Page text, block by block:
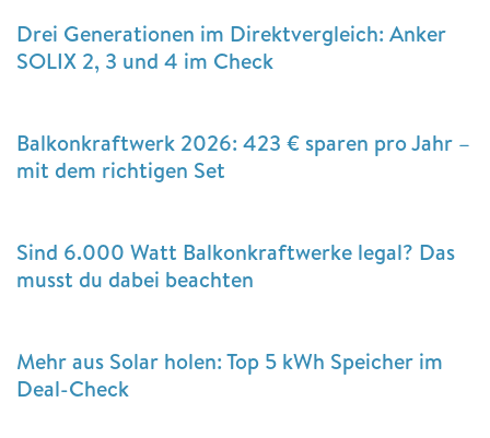
Drei Generationen im Direktvergleich: Anker
SOLIX 2, 3 und 4 im Check
Balkonkraftwerk 2026: 423 € sparen pro Jahr –
mit dem richtigen Set
Sind 6.000 Watt Balkonkraftwerke legal? Das
musst du dabei beachten
Mehr aus Solar holen: Top 5 kWh Speicher im
Deal-Check